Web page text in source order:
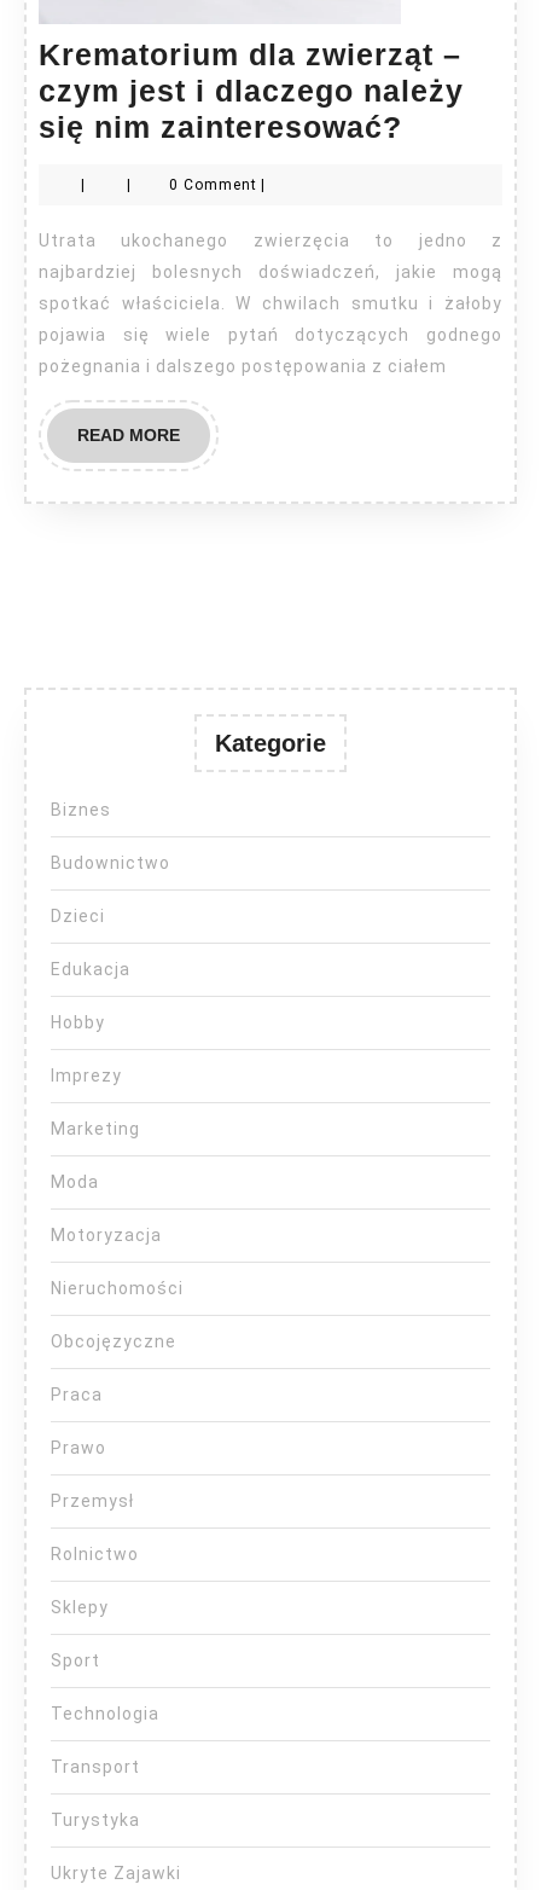
Krematorium dla zwierząt –
czym jest i dlaczego należy
się nim zainteresować?
zwierząt
czym
jest
i
dlaczego
0 Comment
Utrata ukochanego zwierzęcia to jedno z
najbardziej bolesnych doświadczeń, jakie mogą
spotkać właściciela. W chwilach smutku i żałoby
pojawia się wiele pytań dotyczących godnego
pożegnania i dalszego postępowania z ciałem
READ MOREREAD
MORE
Kategorie
Biznes
Budownictwo
Dzieci
Edukacja
Hobby
Imprezy
Marketing
Moda
Motoryzacja
Nieruchomości
Obcojęzyczne
Praca
Prawo
Przemysł
Rolnictwo
Sklepy
Sport
Technologia
Transport
Turystyka
Ukryte Zajawki